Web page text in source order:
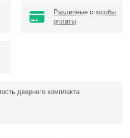
Различные способы
оплаты
дверного комплекта